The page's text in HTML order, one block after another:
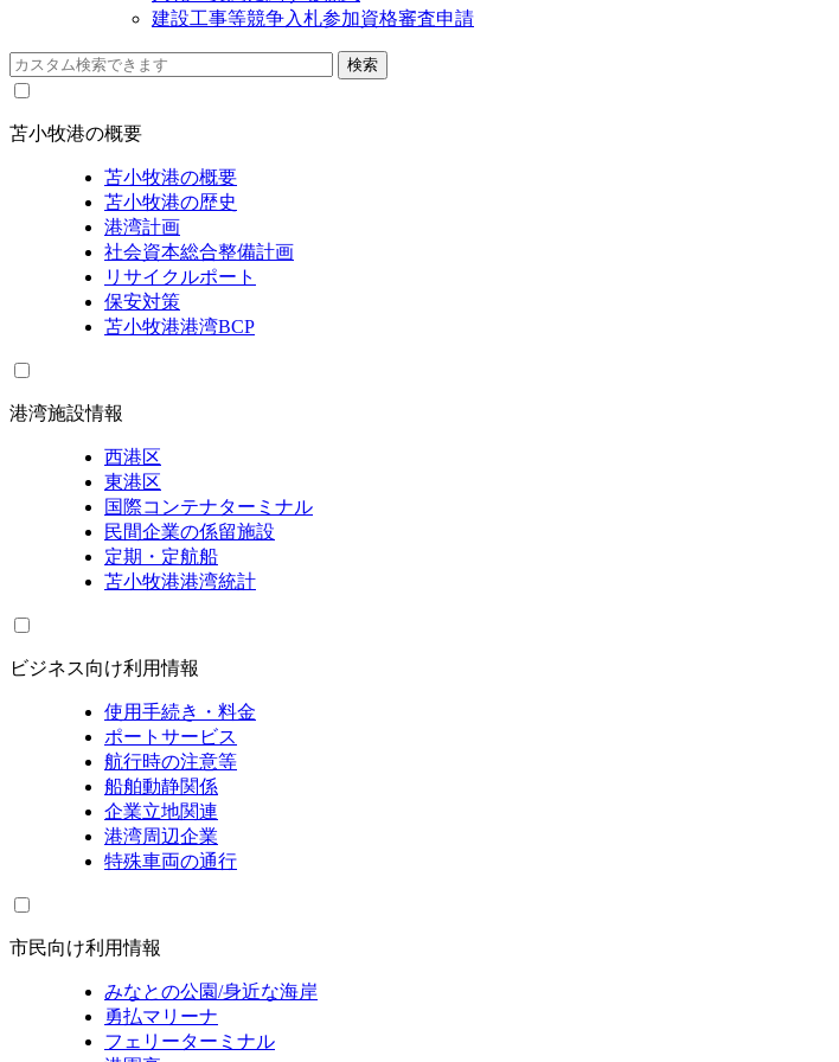
建設工事等競争入札参加資格審査申請
苫小牧港の概要
苫小牧港の概要
苫小牧港の歴史
港湾計画
社会資本総合整備計画
リサイクルポート
保安対策
苫小牧港港湾BCP
港湾施設情報
西港区
東港区
国際コンテナターミナル
民間企業の係留施設
定期・定航船
苫小牧港港湾統計
ビジネス向け利用情報
使用手続き・料金
ポートサービス
航行時の注意等
船舶動静関係
企業立地関連
港湾周辺企業
特殊車両の通行
市民向け利用情報
みなとの公園/身近な海岸
勇払マリーナ
フェリーターミナル